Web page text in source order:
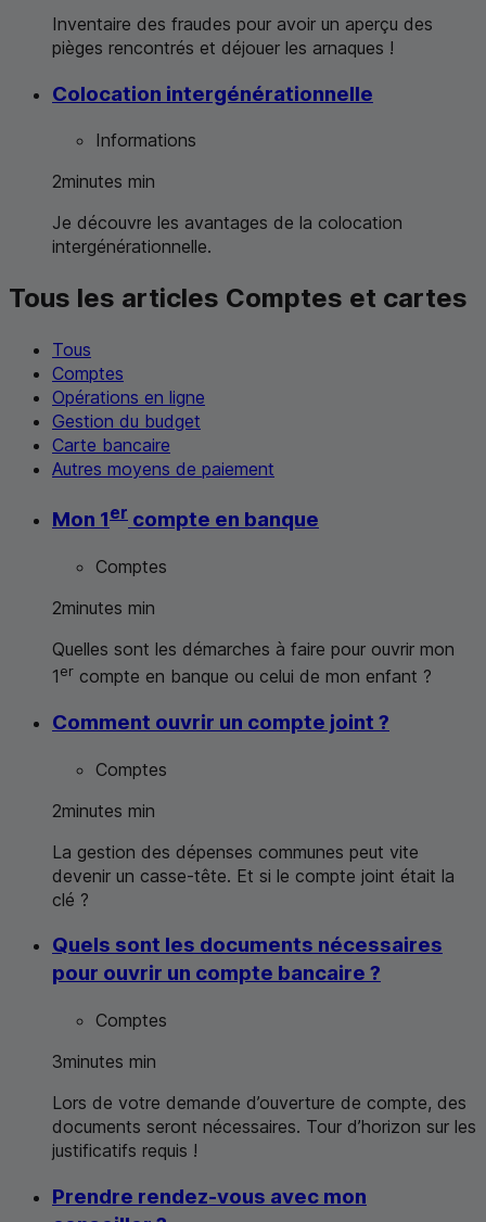
Inventaire des fraudes pour avoir un aperçu des
pièges rencontrés et déjouer les arnaques !
Colocation intergénérationnelle
Informations
2minutes min
Je découvre les avantages de la colocation
intergénérationnelle.
Tous les articles Comptes et cartes
Tous
Comptes
Opérations en ligne
Gestion du budget
Carte bancaire
Autres moyens de paiement
Mon 1er compte en banque
Comptes
2minutes min
Quelles sont les démarches à faire pour ouvrir mon
1er compte en banque ou celui de mon enfant ?
Comment ouvrir un compte joint ?
Comptes
2minutes min
La gestion des dépenses communes peut vite
devenir un casse-tête. Et si le compte joint était la
clé ?
Quels sont les documents nécessaires
pour ouvrir un compte bancaire ?
Comptes
3minutes min
Lors de votre demande d’ouverture de compte, des
documents seront nécessaires. Tour d’horizon sur les
justificatifs requis !
Prendre rendez-vous avec mon